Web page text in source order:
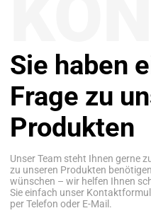
Sie haben
Frage zu
Produkten
Unser Team steht Ihnen gerne
zu unseren Produkten
wünschen – wir helfen Ihnen
Sie einfach unser
per Telefon oder E-Mail.